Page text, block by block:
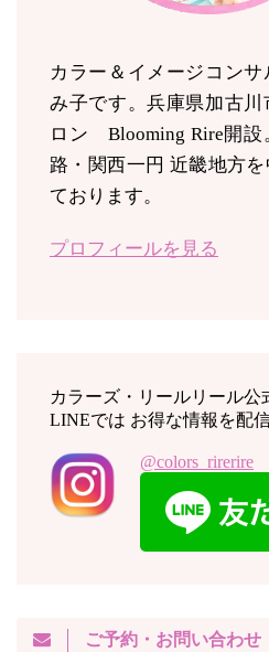
カラー＆イメージコン
み子です。兵庫県加古
ロン Blooming Rire開設
路・関西一円 近畿地方
ております。
プロフィールを見る
カラーズ・リールリール公
LINEでは お得な情報を配
@colors_rirerire
ご予約・お問い合わせ